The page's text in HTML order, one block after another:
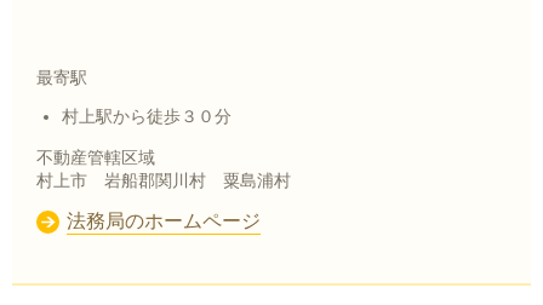
最寄駅
村上駅から徒歩３０分
不動産管轄区域
村上市 岩船郡関川村 粟島浦村
法務局のホームページ